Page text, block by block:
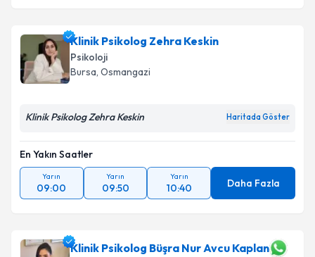
Klinik Psikolog Zehra Keskin
Psikoloji
Bursa, Osmangazi
Klinik Psikolog Zehra Keskin Haritada Göster
En Yakın Saatler
Yarın
09:00
Yarın
09:50
Yarın
10:40 Daha Fazla
Klinik Psikolog Büşra Nur Avcu Kaplan